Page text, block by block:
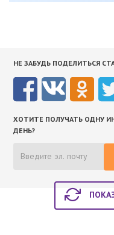
НЕ ЗАБУДЬ ПОДЕЛИТЬСЯ
ХОТИТЕ ПОЛУЧАТЬ ОДНУ
ДЕНЬ?